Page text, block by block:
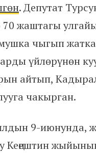
. Депутат
жаштагы
чыгып
үйлөрүнөн
айтып,
чакырган.
9-июнунда,
Кеңештин